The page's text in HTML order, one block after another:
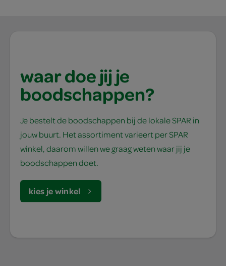
waar doe jij je
boodschappen?
Je bestelt de boodschappen bij de lokale SPAR in
jouw buurt. Het assortiment varieert per SPAR
winkel, daarom willen we graag weten waar jij je
boodschappen doet.
kies je winkel